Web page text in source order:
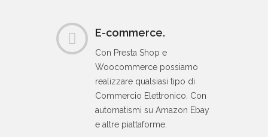
E-commerce.
Con Presta Shop e
Woocommerce possiamo
realizzare qualsiasi tipo di
Commercio Elettronico. Con
automatismi su Amazon Ebay
e altre piattaforme.